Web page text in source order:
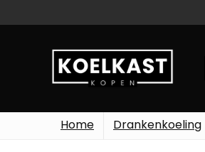
Home Drankenkoeling